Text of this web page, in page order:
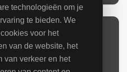
Wegenbouw
| Deadline: 07-08-2026 12:00
technologieën om je
te bieden. We
voor het
van de website, het
van verkeer en het